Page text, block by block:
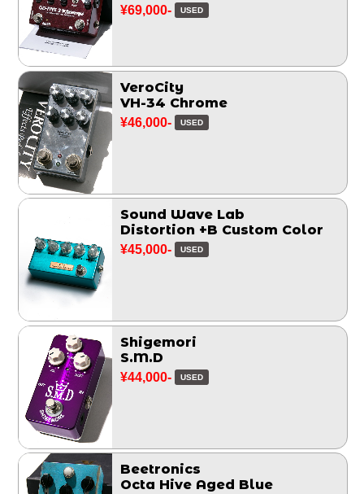
¥69,000- USED
VeroCity
VH-34 Chrome
¥46,000- USED
Sound Wave Lab
Distortion +B Custom Color
¥45,000- USED
Shigemori
S.M.D
¥44,000- USED
Beetronics
Octa Hive Aged Blue